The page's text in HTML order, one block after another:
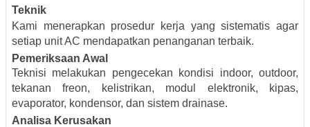
Teknik
Kami menerapkan prosedur kerja yang sistematis agar
setiap unit AC mendapatkan penanganan terbaik.
Pemeriksaan Awal
Teknisi melakukan pengecekan kondisi indoor, outdoor,
tekanan freon, kelistrikan, modul elektronik, kipas,
evaporator, kondensor, dan sistem drainase.
Analisa Kerusakan